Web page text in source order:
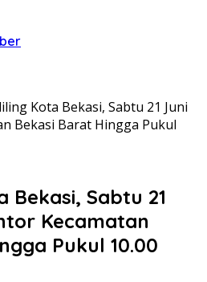
Kota Bekasi, Sabtu 21 Juni
Bekasi Barat Hingga Pukul
Bekasi, Sabtu 21
Kecamatan
Pukul 10.00